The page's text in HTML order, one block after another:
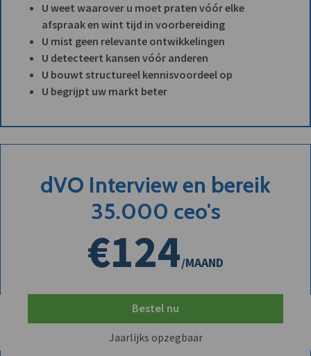
U weet waarover u moet praten vóór elke
afspraak en wint tijd in voorbereiding
U mist geen relevante ontwikkelingen
U detecteert kansen vóór anderen
U bouwt structureel kennisvoordeel op
U begrijpt uw markt beter
dVO Interview en bereik
35.000 ceo's
€124/MAAND
Bestel nu
Jaarlijks opzegbaar